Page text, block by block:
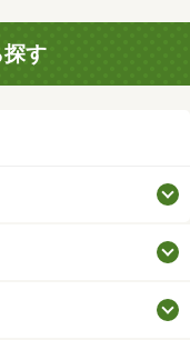
す